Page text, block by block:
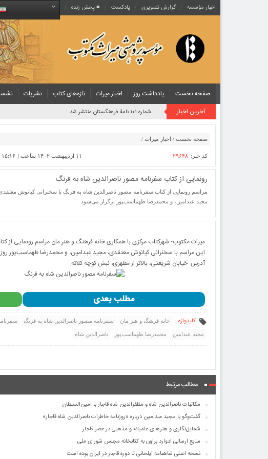
اخبار مؤسسه گزارش تصویری پادکست‌ ■ پخش زنده
صفحه نخست یادداشت روز اخبار میراث تازه‌های کتاب نشریات
آخرین اخبار
شماره ۱۰۱ نامۀ فرهنگستان منتشر شد
صفحه نخست / اخبار میراث /
کد خبر: ۲۹۶۴۸ ۱۱ اردیبهشت ۱۴۰۲ ساعت [ ۱۵:۱۶ ]
رونمایی از کتاب سفرنامه مصور ناصرالدین شاه به فرنگ
مراسم رونمایی از کتاب سفرنامه مصور ناصرالدین شاه به فرنگ با سخنرانی کیانوش
مجید عبدامین، و محمدرضا طهماسب‌پور برگزار می‌شود.
میراث مکتوب- شهرکتاب مرکزی با همکاری خانه فرهنگ و هنر مان مراسم رونمایی از
این مراسم با سخنرانی کیانوش معتقدی، مجید عبدامین، و محمدرضا طهماسب‌پور روز سه‌شنبه ۱۲ اردیبهشت‌ماه ۱۴۰۲ ساعت ۱۷
آدرس: خیابان شریعتی، بالاتر از مطهری، نبش کوچه کلاته.
مطلب بعدی
کلیدواژه : خانه فرهنگ و هنر مان سفرنامه مصور ناصرالدین شاه به فرنگ
مجید عبدامین محمدرضا طهماسب‌پور ناصرالدین شاه
مطالب مرتبط
مکاتبات ناصرالدین شاه و مظفرالدین شاه قاجار با امین‌السلطان
گفت‌وگو با مجید عبدامین درباره «روزنامه خاطرات ناصرالدین شاه قاجار»
شمایل‌نگاری و هنرهای عامیانه و مذهبی در عصر قاجار
منابع ارسالی ادوارد براون به کتابخانه مجلس شورای ملی
نسخه اصلی شاهنامه ایلخانی تا دوره قاجار در ایران بوده است